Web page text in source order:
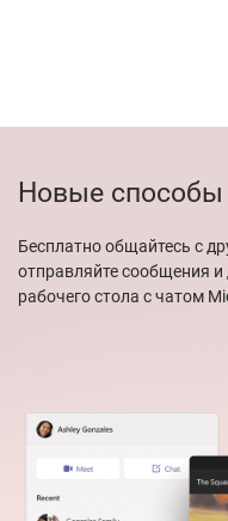
Новые способы
Бесплатно общайтесь с
отправляйте сообщения и
рабочего стола с чатом